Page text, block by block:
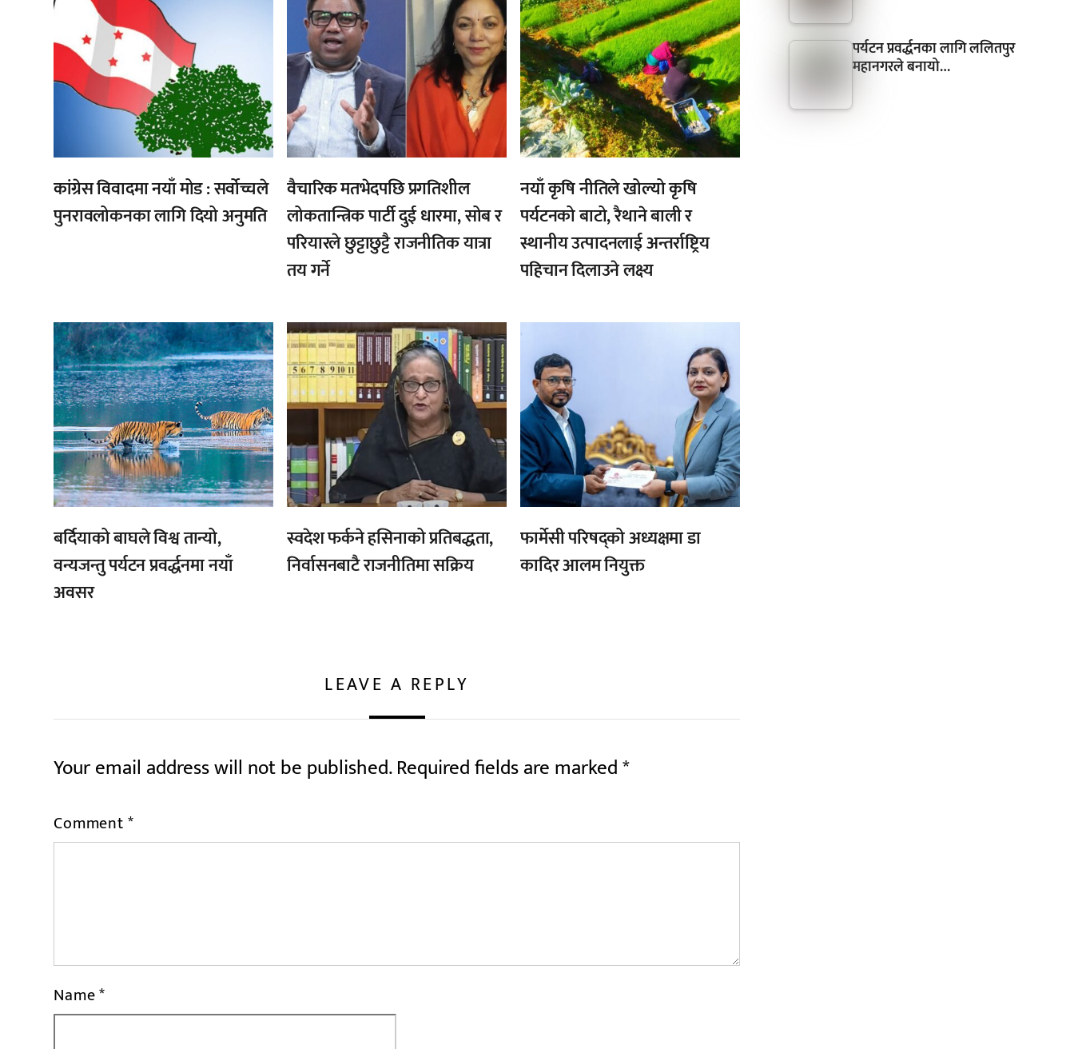
कांग्रेस विवादमा नयाँ मोड : सर्वोच्चले
पुनरावलोकनका लागि दियो अनुमति
वैचारिक मतभेदपछि प्रगतिशील
लोकतान्त्रिक पार्टी दुई धारमा, सोब र
परियारले छुट्टाछुट्टै राजनीतिक यात्रा
तय गर्ने
नयाँ कृषि नीतिले खोल्यो कृषि
पर्यटनको बाटो, रैथाने बाली र
स्थानीय उत्पादनलाई अन्तर्राष्ट्रिय
पहिचान दिलाउने लक्ष्य
,
बर्दियाको बाघले विश्व तान्यो,
वन्यजन्तु पर्यटन प्रवर्द्धनमा नयाँ
अवसर
,,
स्वदेश फर्कने हसिनाको प्रतिबद्धता,
निर्वासनबाटै राजनीतिमा सक्रिय
,
फार्मेसी परिषद्को अध्यक्षमा डा
कादिर आलम नियुक्त
LEAVE A REPLY
Your email address will not be published.Required fields are marked*
Comment*
Name*
पर्यटन प्रवर्द्धनका लागि ललितपुर
महानगरले बनायो…